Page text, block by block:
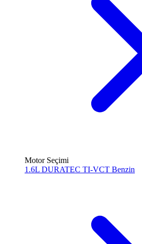
Motor Seçimi
1.6L DURATEC TI-VCT Benzin